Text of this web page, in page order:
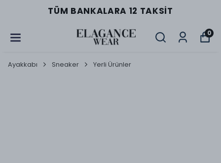
TÜM BANKALARA 12 TAKSIT
0
Ayakkabı Sneaker Yerli Ürünler